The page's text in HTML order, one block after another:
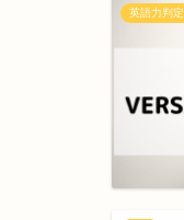
英語力判定